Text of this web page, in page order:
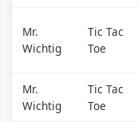
Mr.
Wichtig
Tic Tac
Toe
Mr.
Wichtig
Tic Tac
Toe